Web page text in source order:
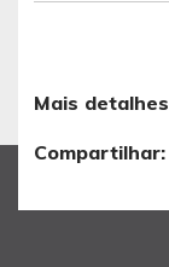
Mais detalhes
Compartilhar: